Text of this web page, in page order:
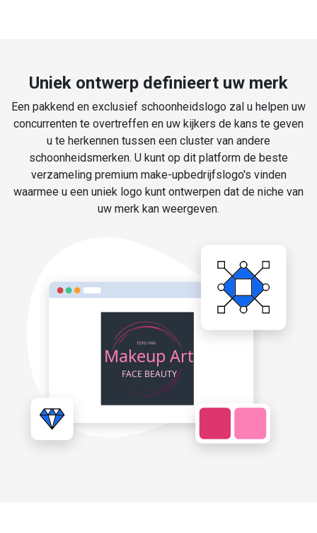
Uniek ontwerp definieert uw merk
Een pakkend en exclusief schoonheidslogo zal u helpen uw
concurrenten te overtreffen en uw kijkers de kans te geven
u te herkennen tussen een cluster van andere
schoonheidsmerken. U kunt op dit platform de beste
verzameling premium make-upbedrijfslogo's vinden
waarmee u een uniek logo kunt ontwerpen dat de niche van
uw merk kan weergeven.